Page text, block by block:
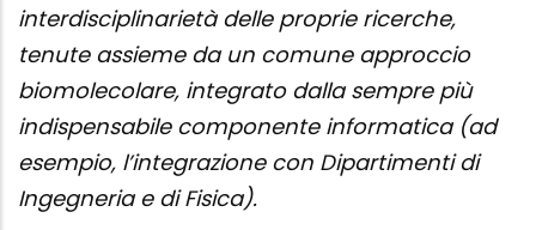
interdisciplinarietà delle proprie ricerche,
tenute assieme da un comune approccio
biomolecolare, integrato dalla sempre più
indispensabile componente informatica (ad
esempio, l’integrazione con Dipartimenti di
Ingegneria e di Fisica).